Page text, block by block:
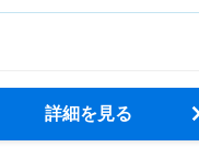
詳細を見る